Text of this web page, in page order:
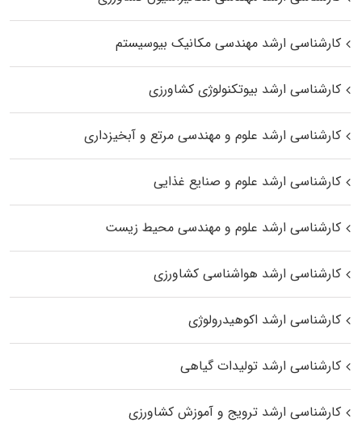
کارشناسی ارشد مهندسی مکانیک بیوسیستم
کارشناسی ارشد بیوتکنولوژی کشاورزی
کارشناسی ارشد علوم و مهندسی مرتع و آبخیزداری
کارشناسی ارشد علوم و صنایع غذایی
کارشناسی ارشد علوم و مهندسی محیط زیست
کارشناسی ارشد هواشناسی کشاورزی
کارشناسی ارشد اکوهیدرولوژی
کارشناسی ارشد تولیدات گیاهی
کارشناسی ارشد ترویج و آموزش کشاورزی